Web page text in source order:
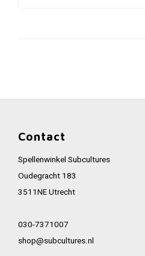
Contact
Spellenwinkel Subcultures
Oudegracht 183
3511NE Utrecht
030-7371007
shop@subcultures.nl